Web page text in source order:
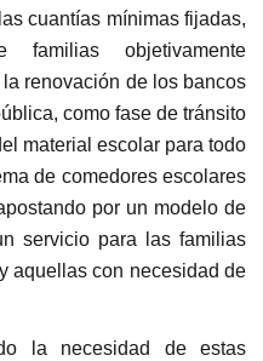
cuantías mínimas fijadas,
objetivamente
renovación de los bancos
como fase de tránsito
material escolar para todo
de comedores escolares
por un modelo de
servicio para las familias
aquellas con necesidad de
la necesidad de estas